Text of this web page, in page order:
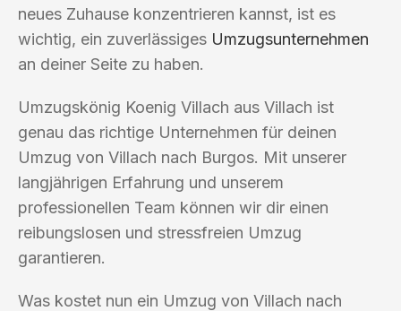
neues Zuhause konzentrieren kannst, ist es
wichtig, ein zuverlässiges Umzugsunternehmen
an deiner Seite zu haben.
Umzugskönig Koenig Villach aus Villach ist
genau das richtige Unternehmen für deinen
Umzug von Villach nach Burgos. Mit unserer
langjährigen Erfahrung und unserem
professionellen Team können wir dir einen
reibungslosen und stressfreien Umzug
garantieren.
Was kostet nun ein Umzug von Villach nach